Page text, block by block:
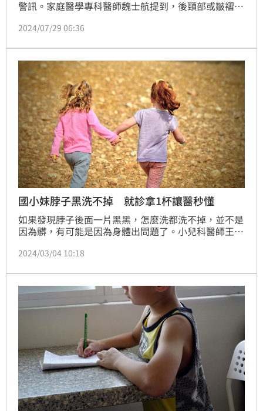
警訊。家庭醫學專科醫師魏士航提到，後頸部或皺褶處
出問題，這是胰島素阻抗的特別症狀，胰島素和糖分作
2024/07/29 06:36
國小妹脖子黑洗不掉 就診拿1杯讓醫秒懂
如果發現脖子後面一片黑黑，怎麼洗都洗不掉，並不是
因為髒，有可能是因為身體出問題了。小兒科醫師王韋
方的黑垢洗不掉，他推測女孩可能罹患「黑色棘皮
BMI甚至超過30。
2024/03/04 10:18